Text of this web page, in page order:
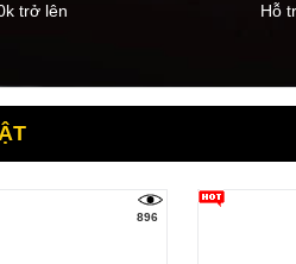
trở lên Hỗ
896